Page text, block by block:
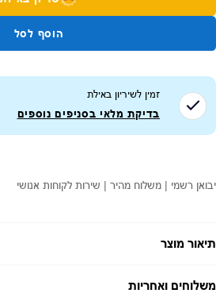
הוסף לסל
זמין לשיריון באילת
בדיקת מלאי בסניפים נוספים
יבואן רשמי | משלוח מהיר | שירות לקוחות אנושי
תיאור מוצר
משלוחים ואחריות